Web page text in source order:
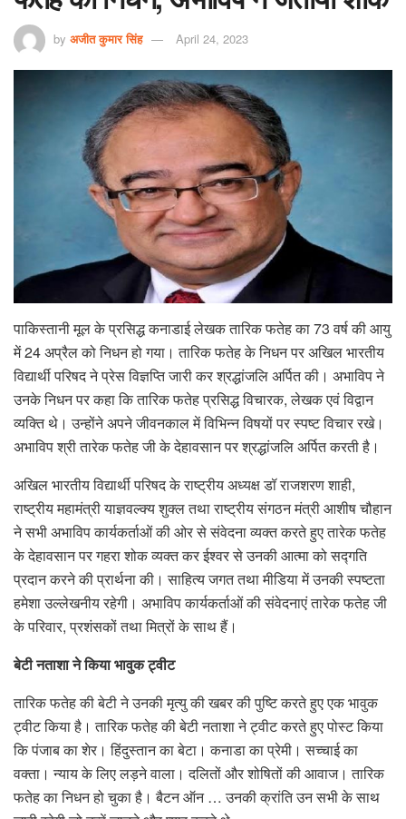
by अजीत कुमार सिंह April 24, 2023
पाकिस्तानी मूल के प्रसिद्ध कनाडाई लेखक तारिक फतेह का 73 वर्ष की आयु
में 24 अप्रैल को निधन हो गया। तारिक फतेह के निधन पर अखिल भारतीय
विद्यार्थी परिषद ने प्रेस विज्ञप्ति जारी कर श्रद्धांजलि अर्पित की। अभाविप ने
उनके निधन पर कहा कि तारिक फतेह प्रसिद्ध विचारक, लेखक एवं विद्वान
व्यक्ति थे। उन्होंने अपने जीवनकाल में विभिन्न विषयों पर स्पष्ट विचार रखे।
अभाविप श्री तारेक फतेह जी के देहावसान पर श्रद्धांजलि अर्पित करती है।
अखिल भारतीय विद्यार्थी परिषद के राष्ट्रीय अध्यक्ष डॉ राजशरण शाही,
राष्ट्रीय महामंत्री याज्ञवल्क्य शुक्ल तथा राष्ट्रीय संगठन मंत्री आशीष चौहान
ने सभी अभाविप कार्यकर्ताओं की ओर से संवेदना व्यक्त करते हुए तारेक फतेह
के देहावसान पर गहरा शोक व्यक्त कर ईश्वर से उनकी आत्मा को सद्गति
प्रदान करने की प्रार्थना की। साहित्य जगत तथा मीडिया में उनकी स्पष्टता
हमेशा उल्लेखनीय रहेगी। अभाविप कार्यकर्ताओं की संवेदनाएं तारेक फतेह जी
के परिवार, प्रशंसकों तथा मित्रों के साथ हैं।
बेटी नताशा ने किया भावुक ट्वीट
तारिक फतेह की बेटी ने उनकी मृत्यु की खबर की पुष्टि करते हुए एक भावुक
ट्वीट किया है। तारिक फतेह की बेटी नताशा ने ट्वीट करते हुए पोस्ट किया
कि पंजाब का शेर। हिंदुस्तान का बेटा। कनाडा का प्रेमी। सच्चाई का
वक्ता। न्याय के लिए लड़ने वाला। दलितों और शोषितों की आवाज। तारिक
फतेह का निधन हो चुका है। बैटन ऑन … उनकी क्रांति उन सभी के साथ